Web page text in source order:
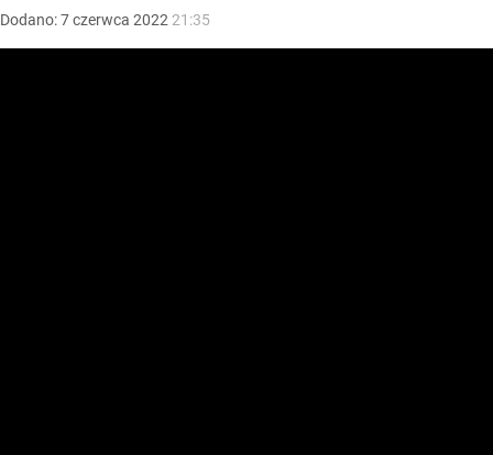
Dodano:7czerwca 2022 21:35